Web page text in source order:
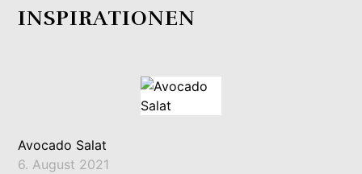
INSPIRATIONEN
Avocado Salat
6. August 2021